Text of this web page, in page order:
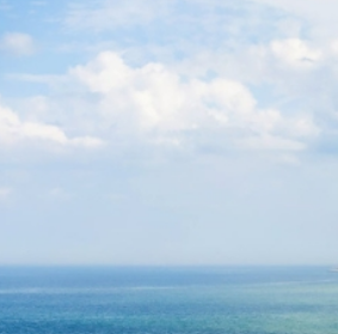
(tháng 6 đến tháng
Hàn Quốc có khí hậu nóng ẩm với
và tham gia các hoạt động vui chơi
ở Busan, đảo Jeju hay bãi biển